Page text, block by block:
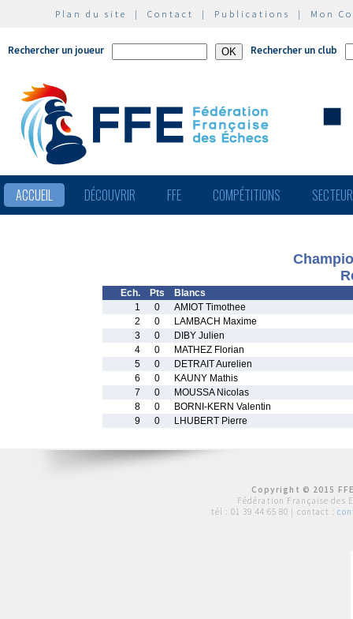
Plan du site | Contact | Publications | Mon
Rechercher un joueur Rechercher un club
ACCUEIL DÉCOUVRIR FFE COMPÉTITIONS
Ech. Pts
Blancs
1
0
AMIOT Timothee
2
0
LAMBACH Maxime
3
0
DIBY Julien
4
0
MATHEZ Florian
5
0
DETRAIT Aurelien
6
0
KAUNY Mathis
7
0
MOUSSA Nicolas
8
0
BORNI-KERN Valentin
9
0 LHUBERT Pierre
Copyright © 2015
Fédération Française des
tél : 01 39 44 65 80 | contact :